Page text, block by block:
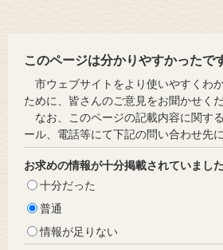
このページは分かりやすかったで
市ウェブサイトをより使いやすくわ
ために、皆さんのご意見をお聞かせくだ
なお、このページの記載内容に関す
ール、電話等にて下記の問い合わせ先
お求めの情報が十分掲載されていまし
十分だった
普通
情報が足りない